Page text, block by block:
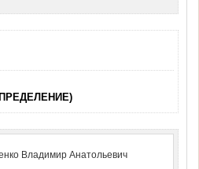
Владимир Анатольевич